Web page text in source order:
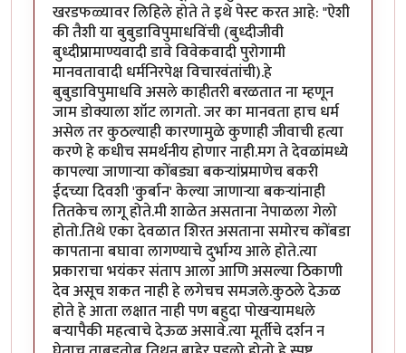
खरडफळ्यावर लिहिले होते ते इथे पेस्ट करत आहे: "ऐशी
की तैशी या बुबुडाविपुमाधविंची (बुध्दीजीवी
बुध्दीप्रामाण्यवादी डावे विवेकवादी पुरोगामी
मानवतावादी धर्मनिरपेक्ष विचारवंतांची).हे
बुबुडाविपुमाधवि असले काहीतरी बरळतात ना म्हणून
जाम डोक्याला शॉट लागतो. जर का मानवता हाच धर्म
असेल तर कुठल्याही कारणामुळे कुणाही जीवाची हत्या
करणे हे कधीच समर्थनीय होणार नाही.मग ते देवळांमध्ये
कापल्या जाणार्‍या कोंबड्या बकर्‍यांप्रमाणेच बकरी
ईदच्या दिवशी 'कुर्बान' केल्या जाणार्‍या बकर्‍यांनाही
तितकेच लागू होते.मी शाळेत असताना नेपाळला गेलो
होतो.तिथे एका देवळात शिरत असताना समोरच कोंबडा
कापताना बघावा लागण्याचे दुर्भाग्य आले होते.त्या
प्रकाराचा भयंकर संताप आला आणि असल्या ठिकाणी
देव असूच शकत नाही हे लगेचच समजले.कुठले देऊळ
होते हे आता लक्षात नाही पण बहुदा पोखर्‍यामधले
बर्‍यापैकी महत्वाचे देऊळ असावे.त्या मूर्तीचे दर्शन न